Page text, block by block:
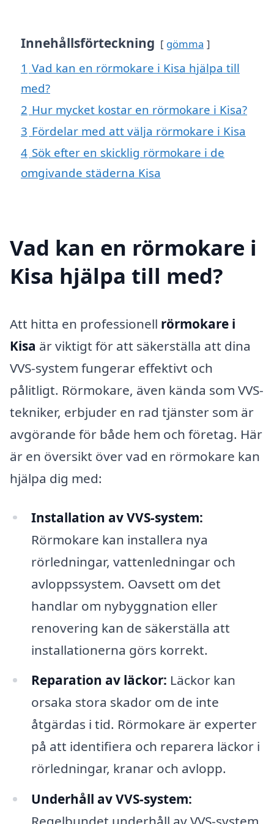
Innehållsförteckning gömma
1 Vad kan en rörmokare i Kisa hjälpa till
med?
2 Hur mycket kostar en rörmokare i Kisa?
3 Fördelar med att välja rörmokare i Kisa
4 Sök efter en skicklig rörmokare i de
omgivande städerna Kisa
Vad kan en rörmokare i
Kisa hjälpa till med?
Att hitta en professionell rörmokare i
Kisa är viktigt för att säkerställa att dina
VVS-system fungerar effektivt och
pålitligt. Rörmokare, även kända som VVS-
tekniker, erbjuder en rad tjänster som är
avgörande för både hem och företag. Här
är en översikt över vad en rörmokare kan
hjälpa dig med:
Installation av VVS-system:
Rörmokare kan installera nya
rörledningar, vattenledningar och
avloppssystem. Oavsett om det
handlar om nybyggnation eller
renovering kan de säkerställa att
installationerna görs korrekt.
Reparation av läckor: Läckor kan
orsaka stora skador om de inte
åtgärdas i tid. Rörmokare är experter
på att identifiera och reparera läckor i
rörledningar, kranar och avlopp.
Underhåll av VVS-system: